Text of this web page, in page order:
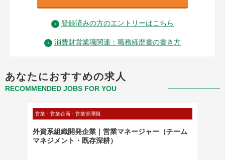
登録済みの方のエントリーはこちら
消費財営業職関連：職務経歴書の書き方
あなたにおすすめの求人
RECOMMENDED JOBS FOR YOU
営業・営業企画・営業管理職
外資系組織開発企業｜営業マネージャー（チーム
マネジメント・既存深耕）